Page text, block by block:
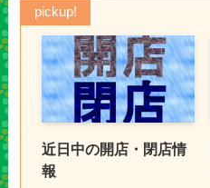
pickup!
近日中の開店・閉店情
報